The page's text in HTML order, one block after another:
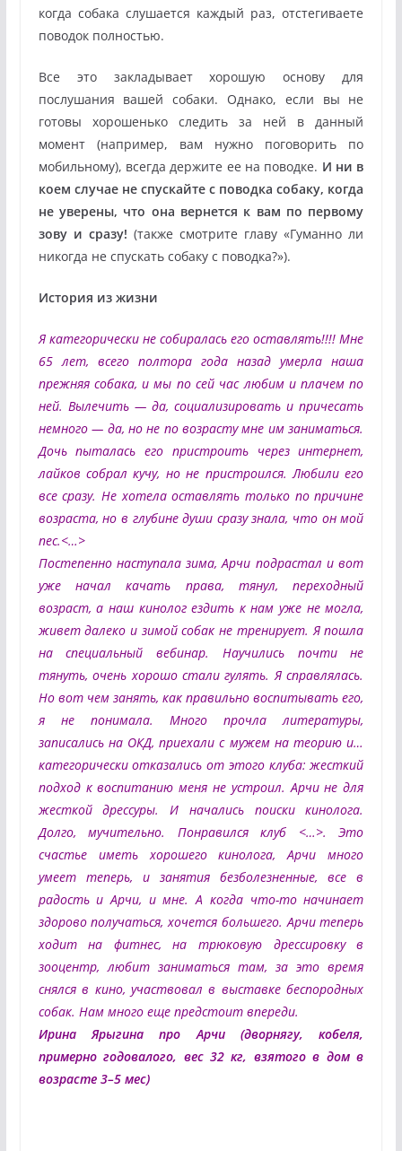
когда собака слушается каждый раз, отстегиваете
поводок полностью.
Все это закладывает хорошую основу для
послушания вашей собаки. Однако, если вы не
готовы хорошенько следить за ней в данный
момент (например, вам нужно поговорить по
мобильному), всегда держите ее на поводке. И ни в
коем случае не спускайте с поводка собаку, когда
не уверены, что она вернется к вам по первому
зову и сразу! (также смотрите главу «Гуманно ли
никогда не спускать собаку с поводка?»).
История из жизни
Я категорически не собиралась его оставлять!!!! Мне
65 лет, всего полтора года назад умерла наша
прежняя собака, и мы по сей час любим и плачем по
ней. Вылечить — да, социализировать и причесать
немного — да, но не по возрасту мне им заниматься.
Дочь пыталась его пристроить через интернет,
лайков собрал кучу, но не пристроился. Любили его
все сразу. Не хотела оставлять только по причине
возраста, но в глубине души сразу знала, что он мой
пес.<…>
Постепенно наступала зима, Арчи подрастал и вот
уже начал качать права, тянул, переходный
возраст, а наш кинолог ездить к нам уже не могла,
живет далеко и зимой собак не тренирует. Я пошла
на специальный вебинар. Научились почти не
тянуть, очень хорошо стали гулять. Я справлялась.
Но вот чем занять, как правильно воспитывать его,
я не понимала. Много прочла литературы,
записались на ОКД, приехали с мужем на теорию и…
категорически отказались от этого клуба: жесткий
подход к воспитанию меня не устроил. Арчи не для
жесткой дрессуры. И начались поиски кинолога.
Долго, мучительно. Понравился клуб <…>. Это
счастье иметь хорошего кинолога, Арчи много
умеет теперь, и занятия безболезненные, все в
радость и Арчи, и мне. А когда что-то начинает
здорово получаться, хочется большего. Арчи теперь
ходит на фитнес, на трюковую дрессировку в
зооцентр, любит заниматься там, за это время
снялся в кино, участвовал в выставке беспородных
собак. Нам много еще предстоит впереди.
Ирина Ярыгина про Арчи (дворнягу, кобеля,
примерно годовалого, вес 32 кг, взятого в дом в
возрасте 3–5 мес)